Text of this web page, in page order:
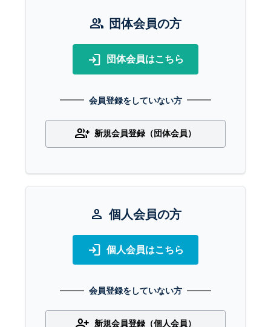
group 団体会員の方
login 団体会員はこちら
会員登録をしていない方
group_add 新規会員登録（団体会員）
person 個人会員の方
login 個人会員はこちら
会員登録をしていない方
新規会員登録（個人会員）